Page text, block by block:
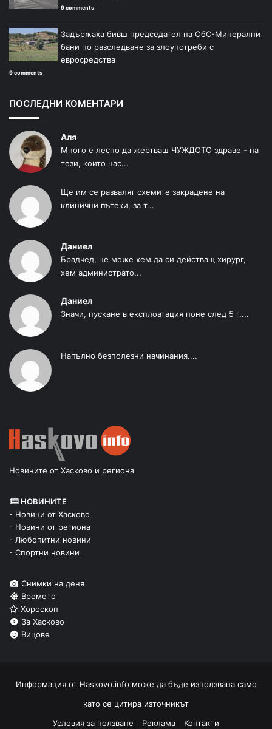
9 comments
Задържаха бивш председател на ОбС-Минерални
бани по разследване за злоупотреби с
евросредства
9 comments
ПОСЛЕДНИ КОМЕНТАРИ
Аля
Много е лесно да жертваш ЧУЖДОТО здраве - на
тези, които нас...
Ще им се развалят схемите закрадене на
клинични пътеки, за т...
Даниел
Брадчед, не може хем да си действащ хирург,
хем администрато...
Даниел
Значи, пускане в експлоатация поне след 5 г....
Напълно безполезни начинания....
Новините от Хасково и региона
НОВИНИТЕ
- Новини от Хасково
- Новини от региона
- Любопитни новини
- Спортни новини
Снимки на деня
Времето
Хороскоп
За Хасково
Вицове
Информация от Haskovo.info може да бъде използвана само
като се цитира източникът
Условия за ползване
Реклама Контакти